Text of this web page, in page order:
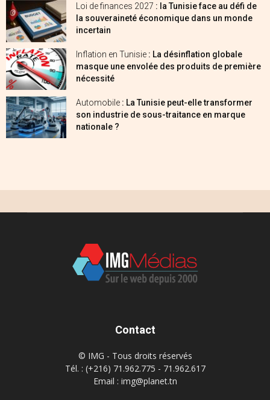
Loi de finances 2027 : la Tunisie face au défi de
la souveraineté économique dans un monde
incertain
Inflation en Tunisie : La désinflation globale
masque une envolée des produits de première
nécessité
Automobile : La Tunisie peut-elle transformer
son industrie de sous-traitance en marque
nationale ?
Contact
© IMG - Tous droits réservés
Tél. : (+216) 71.962.775 - 71.962.617
Email : img@planet.tn